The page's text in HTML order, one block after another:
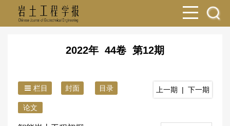
2022年 44卷 第12期
栏目 封面 目录 上一期 | 下一期
论文